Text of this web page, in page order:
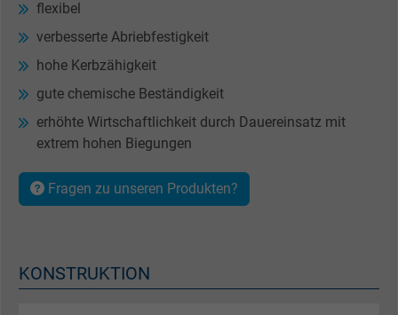
flexibel
verbesserte Abriebfestigkeit
hohe Kerbzähigkeit
gute chemische Beständigkeit
erhöhte Wirtschaftlichkeit durch Dauereinsatz mit
extrem hohen Biegungen
Fragen zu unseren Produkten?
KONSTRUKTION